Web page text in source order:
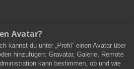
Avatar?
kannst du unter „Profil“ einen Avatar über
hinzufügen: Gravatar, Galerie, Remote
kann bestimmen, ob und wie